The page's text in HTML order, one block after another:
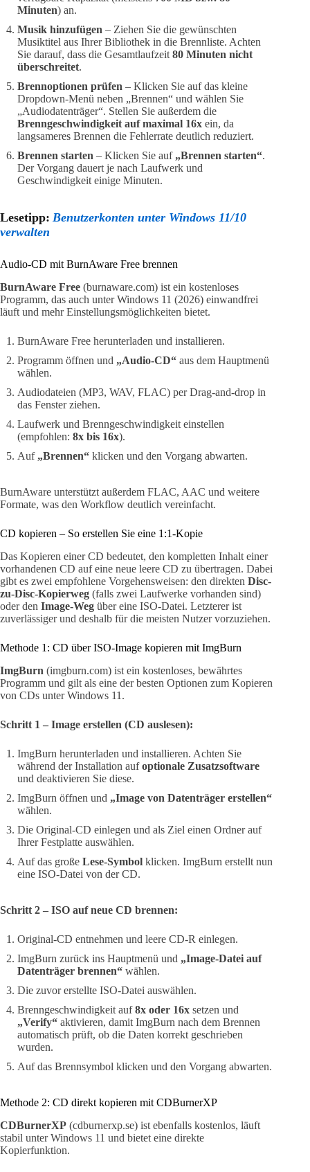
Minuten) an.
Musik hinzufügen – Ziehen Sie die gewünschten
Musiktitel aus Ihrer Bibliothek in die Brennliste. Achten
Sie darauf, dass die Gesamtlaufzeit 80 Minuten nicht
überschreitet.
Brennoptionen prüfen – Klicken Sie auf das kleine
Dropdown-Menü neben „Brennen“ und wählen Sie
„Audiodatenträger“. Stellen Sie außerdem die
Brenngeschwindigkeit auf maximal 16x ein, da
langsameres Brennen die Fehlerrate deutlich reduziert.
Brennen starten – Klicken Sie auf „Brennen starten“.
Der Vorgang dauert je nach Laufwerk und
Geschwindigkeit einige Minuten.
Lesetipp: Benutzerkonten unter Windows 11/10
verwalten
Audio-CD mit BurnAware Free brennen
BurnAware Free (burnaware.com) ist ein kostenloses
Programm, das auch unter Windows 11 (2026) einwandfrei
läuft und mehr Einstellungsmöglichkeiten bietet.
BurnAware Free herunterladen und installieren.
Programm öffnen und „Audio-CD“ aus dem Hauptmenü
wählen.
Audiodateien (MP3, WAV, FLAC) per Drag-and-drop in
das Fenster ziehen.
Laufwerk und Brenngeschwindigkeit einstellen
(empfohlen: 8x bis 16x).
Auf „Brennen“ klicken und den Vorgang abwarten.
BurnAware unterstützt außerdem FLAC, AAC und weitere
Formate, was den Workflow deutlich vereinfacht.
CD kopieren – So erstellen Sie eine 1:1-Kopie
Das Kopieren einer CD bedeutet, den kompletten Inhalt einer
vorhandenen CD auf eine neue leere CD zu übertragen. Dabei
gibt es zwei empfohlene Vorgehensweisen: den direkten Disc-
zu-Disc-Kopierweg (falls zwei Laufwerke vorhanden sind)
oder den Image-Weg über eine ISO-Datei. Letzterer ist
zuverlässiger und deshalb für die meisten Nutzer vorzuziehen.
Methode 1: CD über ISO-Image kopieren mit ImgBurn
ImgBurn (imgburn.com) ist ein kostenloses, bewährtes
Programm und gilt als eine der besten Optionen zum Kopieren
von CDs unter Windows 11.
Schritt 1 – Image erstellen (CD auslesen):
ImgBurn herunterladen und installieren. Achten Sie
während der Installation aufoptionale Zusatzsoftware
und deaktivieren Sie diese.
ImgBurn öffnen und „Image von Datenträger erstellen“
wählen.
Die Original-CD einlegen und als Ziel einen Ordner auf
Ihrer Festplatte auswählen.
Auf das große Lese-Symbol klicken. ImgBurn erstellt nun
eine ISO-Datei von der CD.
Schritt 2 – ISO auf neue CD brennen:
Original-CD entnehmen und leere CD-R einlegen.
ImgBurn zurück ins Hauptmenü und „Image-Datei auf
Datenträger brennen“ wählen.
Die zuvor erstellte ISO-Datei auswählen.
Brenngeschwindigkeit auf8x oder 16x setzen und
„Verify“ aktivieren, damit ImgBurn nach dem Brennen
automatisch prüft, ob die Daten korrekt geschrieben
wurden.
Auf das Brennsymbol klicken und den Vorgang abwarten.
Methode 2: CD direkt kopieren mit CDBurnerXP
CDBurnerXP (cdburnerxp.se) ist ebenfalls kostenlos, läuft
stabil unter Windows 11 und bietet eine direkte
Kopierfunktion.